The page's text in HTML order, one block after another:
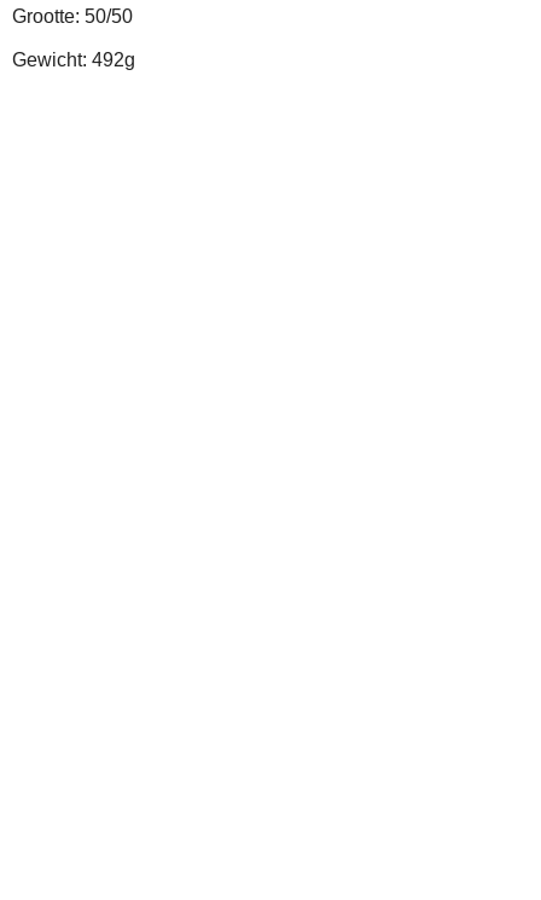
Grootte: 50/50
Gewicht: 492g